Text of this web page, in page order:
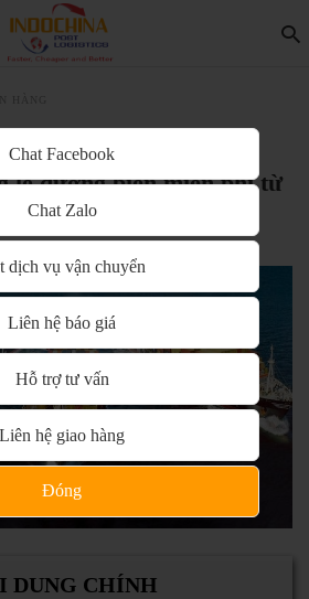
lẻ đường biển miễn phí từ
Lan
DUNG CHÍNH
Chat Facebook
Chat Zalo
dịch vụ vận chuyển
Liên hệ báo giá
Hỗ trợ tư vấn
Liên hệ giao hàng
Đóng